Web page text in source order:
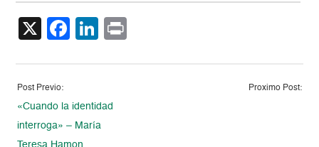
X Facebook
LinkedIn
Post Previo:
«Cuando la identidad
interroga» – María
Teresa Hamon
Proximo Post: